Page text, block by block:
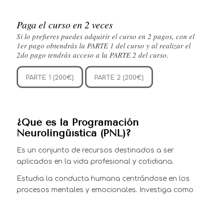
Paga el curso en 2 veces
Si lo prefieres puedes adquirir el curso en 2 pagos, con el
1er pago obtendrás la PARTE 1 del curso y al realizar el
2do pago tendrás acceso a la PARTE 2 del curso.
PARTE 1 (200€) PARTE 2 (200€)
¿Qué es la Programación
Neurolingüística (PNL)?
Es un conjunto de recursos destinados a ser
aplicados en la vida profesional y cotidiana.
Estudia la conducta humana centrándose en los
procesos mentales y emocionales. Investiga como